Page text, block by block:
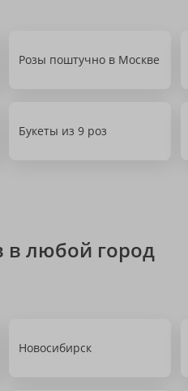
Розы поштучно в Москве
Букеты из 9 роз
в любой город
Новосибирск